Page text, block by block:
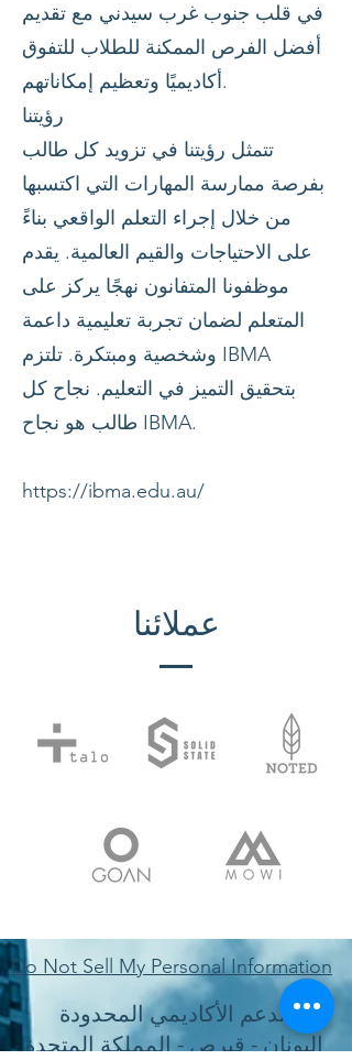
في قلب جنوب غرب سيدني مع تقديم
أفضل الفرص الممكنة للطلاب للتفوق
أكاديميًا وتعظيم إمكاناتهم.
رؤيتنا
تتمثل رؤيتنا في تزويد كل طالب
بفرصة ممارسة المهارات التي اكتسبها
من خلال إجراء التعلم الواقعي بناءً
على الاحتياجات والقيم العالمية. يقدم
موظفونا المتفانون نهجًا يركز على
المتعلم لضمان تجربة تعليمية داعمة
وشخصية ومبتكرة. تلتزم IBMA
بتحقيق التميز في التعليم. نجاح كل
طالب هو نجاح IBMA.
https://ibma.edu.au/
عملائنا
Do Not Sell My Personal Information
الدعم الأكاديمي المحدودة
اليونان - قبرص - المملكة المتحدة